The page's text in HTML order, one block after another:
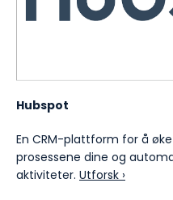
Hubspot
En CRM-plattform for å
prosessene dine og
aktiviteter. Utforsk ›